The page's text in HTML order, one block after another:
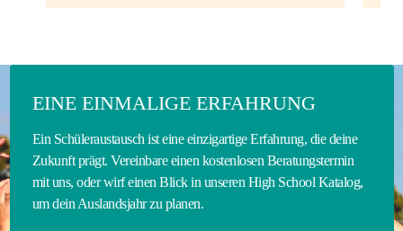
EINE EINMALIGE ERFAHRUNG
Ein Schüleraustausch ist eine einzigartige Erfahrung, die deine
Zukunft prägt. Vereinbare einen kostenlosen Beratungstermin
mit uns, oder wirf einen Blick in unseren High School Katalog,
um dein Auslandsjahr zu planen.